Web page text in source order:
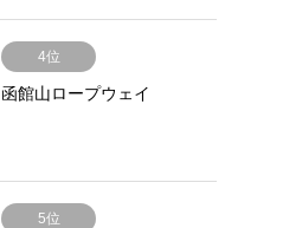
4位
函館山ロープウェイ
5位